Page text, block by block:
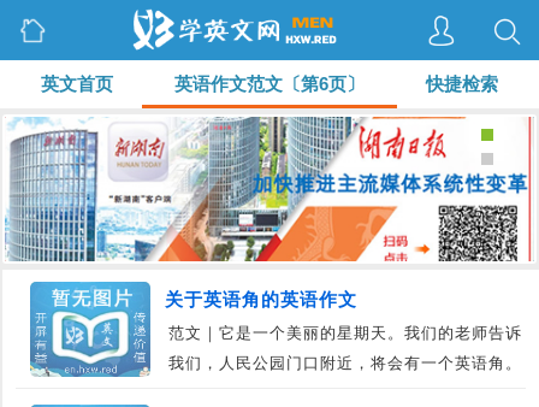
英文首页 英语作文范文〔第6页〕 快捷检索
关于英语角的英语作文
范文｜它是一个美丽的星期天。我们的老师告诉
我们，人民公园门口附近，将会有一个英语角。